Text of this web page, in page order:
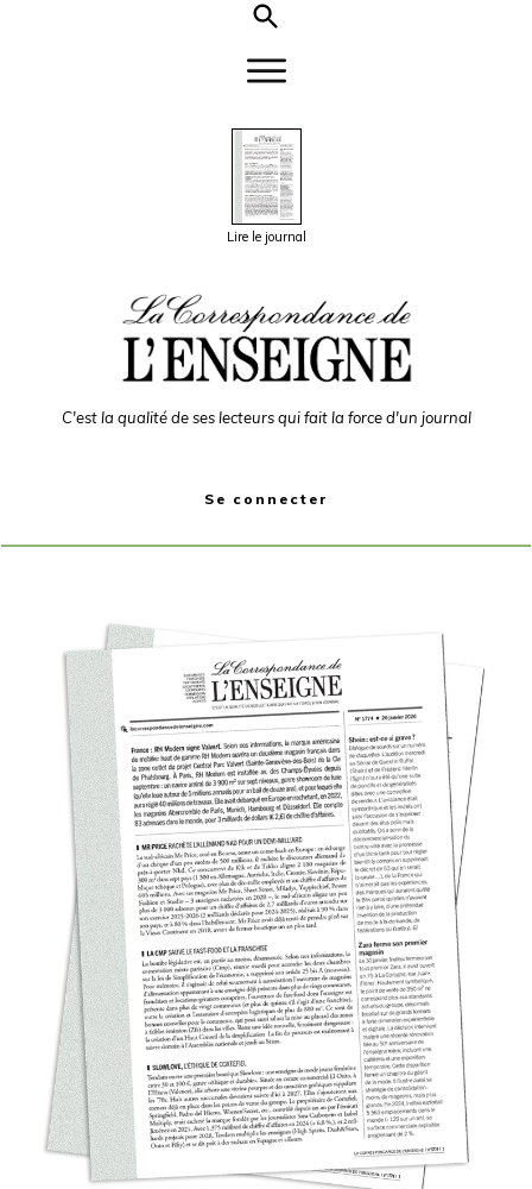
Lire le journal
C'est la qualité de ses lecteurs qui fait la force d'un journal
Se connecter